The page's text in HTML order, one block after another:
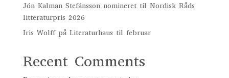
Jón Kalman Stefánsson nomineret til Nordisk Råds
litteraturpris 2026
Iris Wolff på Literaturhaus til februar
Recent Comments